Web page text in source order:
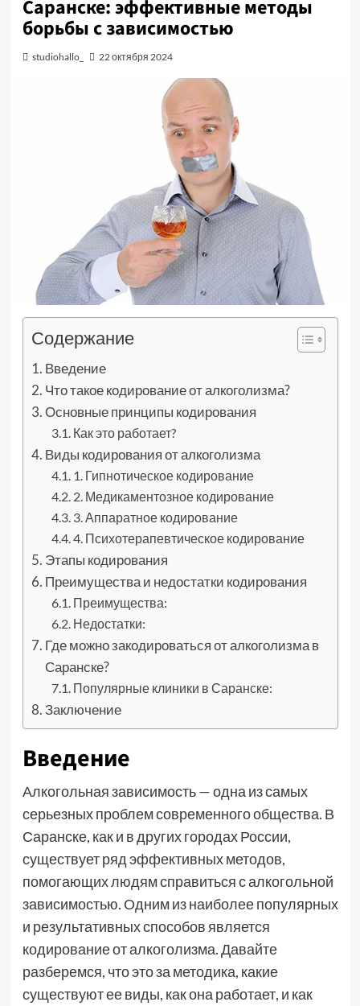
Саранске: эффективные методы
борьбы с зависимостью
studiohallo_ 22 октября 2024
Содержание
Введение
Что такое кодирование от алкоголизма?
Основные принципы кодирования
Как это работает?
Виды кодирования от алкоголизма
1. Гипнотическое кодирование
2. Медикаментозное кодирование
3. Аппаратное кодирование
4. Психотерапевтическое кодирование
Этапы кодирования
Преимущества и недостатки кодирования
Преимущества:
Недостатки:
Где можно закодироваться от алкоголизма в
Саранске?
Популярные клиники в Саранске:
Заключение
Введение
Алкогольная зависимость — одна из самых
серьезных проблем современного общества. В
Саранске, как и в других городах России,
существует ряд эффективных методов,
помогающих людям справиться с алкогольной
зависимостью. Одним из наиболее популярных
и результативных способов является
кодирование от алкоголизма. Давайте
разберемся, что это за методика, какие
существуют ее виды, как она работает, и как